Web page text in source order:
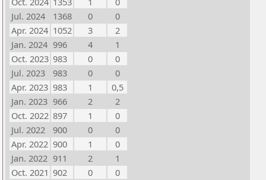
Jul. 2024
1368 0
0
Apr. 2024 1052 3
2
Jan. 2024 996 4
1
Oct. 2023 983 0
0
Jul. 2023
983 0
0
Apr. 2023 983 1
0,5
Jan. 2023 966 2
2
Oct. 2022 897 1
0
Jul. 2022
900 0
0
Apr. 2022 900 1
0
Jan. 2022 911 2
1
Oct. 2021 902 0
0